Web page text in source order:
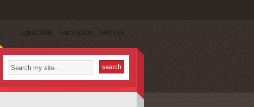
SUBSCRIBE FACEBOOK TWITTER